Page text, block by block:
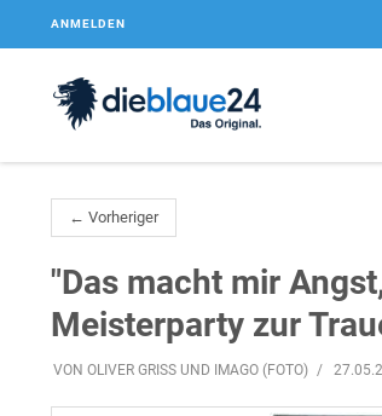
ANMELDEN
← Vorheriger
"Das macht mir
Meisterparty zur
VON OLIVER GRISS UND IMAGO (FOTO)